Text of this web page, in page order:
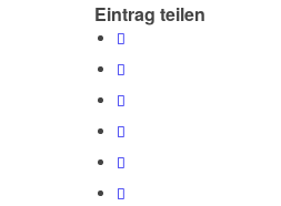
Eintrag teilen